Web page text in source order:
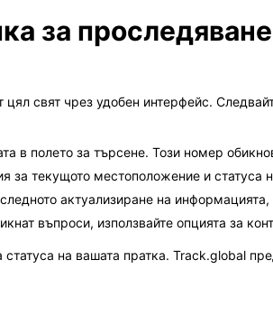
за
свят чрез удобен интерфейс.
в полето за търсене. Този номер
за текущото местоположение и статуса
актуализиране на
въпроси, използвайте опцията за
на вашата пратка. Track.global